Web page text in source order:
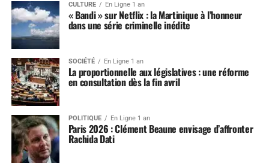
CULTURE En Ligne 1 an
« Bandi » sur Netflix : la Martinique à l’honneur
dans une série criminelle inédite
SOCIÉTÉ En Ligne 1 an
La proportionnelle aux législatives : une réforme
en consultation dès la fin avril
POLITIQUE En Ligne 1 an
Paris 2026 : Clément Beaune envisage d’affronter
Rachida Dati